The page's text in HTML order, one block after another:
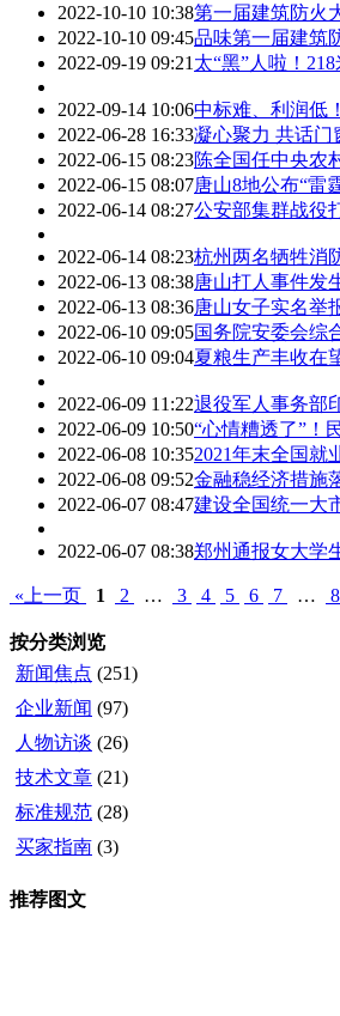
2022-10-10 10:38第一届建筑防火
2022-10-10 09:45品味第一届建筑
2022-09-19 09:21 太“黑”人啦！
2022-09-14 10:06中标难、利润低
2022-06-28 16:33凝心聚力 共话门
2022-06-15 08:23陈全国任中央农
2022-06-15 08:07唐山8地公布“雷
2022-06-14 08:27公安部集群战役
2022-06-14 08:23杭州两名牺牲消
2022-06-13 08:38唐山打人事件发
2022-06-13 08:36唐山女子实名举
2022-06-10 09:05国务院安委会综
2022-06-10 09:04夏粮生产丰收在
2022-06-09 11:22退役军人事务部
2022-06-09 10:50“心情糟透了”！
2022-06-08 10:352021年末全国就
2022-06-08 09:52金融稳经济措施
2022-06-07 08:47建设全国统一大
2022-06-07 08:38郑州通报女大学
«上一页 1 2 … 3 4 5 6 7 … 8
按分类浏览
新闻焦点 (251)
企业新闻 (97)
人物访谈 (26)
技术文章 (21)
标准规范 (28)
买家指南 (3)
推荐图文